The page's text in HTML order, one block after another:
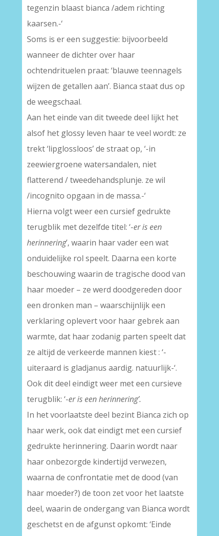
tegenzin blaast bianca /adem richting
kaarsen.-‘
Soms is er een suggestie: bijvoorbeeld
wanneer de dichter over haar
ochtendrituelen praat: ‘blauwe teennagels
wijzen de getallen aan’. Bianca staat dus op
de weegschaal.
Aan het einde van dit tweede deel lijkt het
alsof het glossy leven haar te veel wordt: ze
trekt ‘lipglossloos’ de straat op, ‘-in
zeewiergroene watersandalen, niet
flatterend / tweedehandsplunje. ze wil
/incognito opgaan in de massa.-‘
Hierna volgt weer een cursief gedrukte
terugblik met dezelfde titel: ‘-er is een
herinnering’, waarin haar vader een wat
onduidelijke rol speelt. Daarna een korte
beschouwing waarin de tragische dood van
haar moeder – ze werd doodgereden door
een dronken man – waarschijnlijk een
verklaring oplevert voor haar gebrek aan
warmte, dat haar zodanig parten speelt dat
ze altijd de verkeerde mannen kiest : ‘-
uiteraard is gladjanus aardig. natuurlijk-‘.
Ook dit deel eindigt weer met een cursieve
terugblik: ‘-er is een herinnering’.
In het voorlaatste deel bezint Bianca zich op
haar werk, ook dat eindigt met een cursief
gedrukte herinnering. Daarin wordt naar
haar onbezorgde kindertijd verwezen,
waarna de confrontatie met de dood (van
haar moeder?) de toon zet voor het laatste
deel, waarin de ondergang van Bianca wordt
geschetst en de afgunst opkomt: ‘Einde